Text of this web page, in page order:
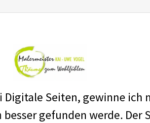
Seiten, gewinne ich
gefunden werde. Der